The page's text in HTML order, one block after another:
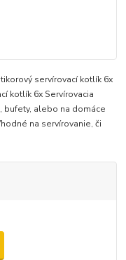
servírovací kotlík 6x
kotlík 6x Servírovacia
bufety, alebo na domáce
na servírovanie, či